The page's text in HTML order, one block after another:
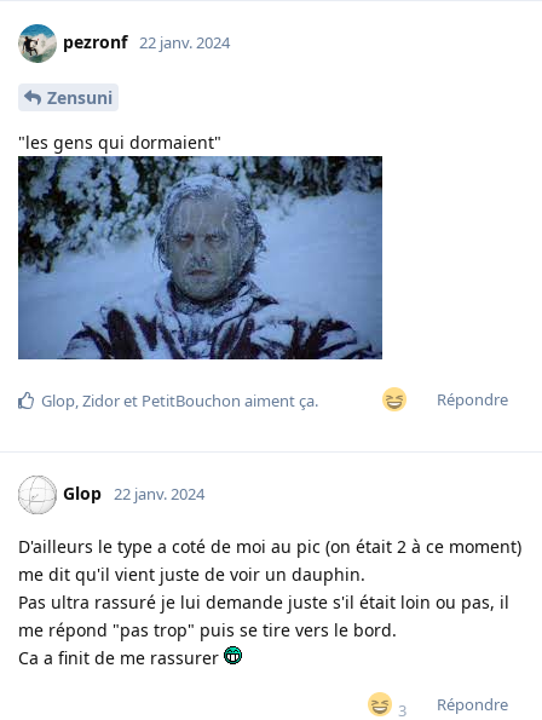
pezronf 22 janv. 2024
Zensuni
"les gens qui dormaient"
Répondre
Glop,Zidoret PetitBouchon aiment ça.
Glop 22 janv. 2024
D'ailleurs le type a coté de moi au pic (on était 2 à ce moment)
me dit qu'il vient juste de voir un dauphin.
Pas ultra rassuré je lui demande juste s'il était loin ou pas, il
me répond "pas trop" puis se tire vers le bord.
Ca a finit de me rassurer
3 Répondre